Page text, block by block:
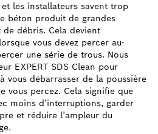
les installateurs savent trop
béton produit de grandes
débris. Cela devient
vous devez percer au-
une série de trous. Nous
EXPERT SDS Clean pour
vous débarrasser de la poussière
vous percez. Cela signifie que
moins d’interruptions, garder
et réduire l’ampleur du